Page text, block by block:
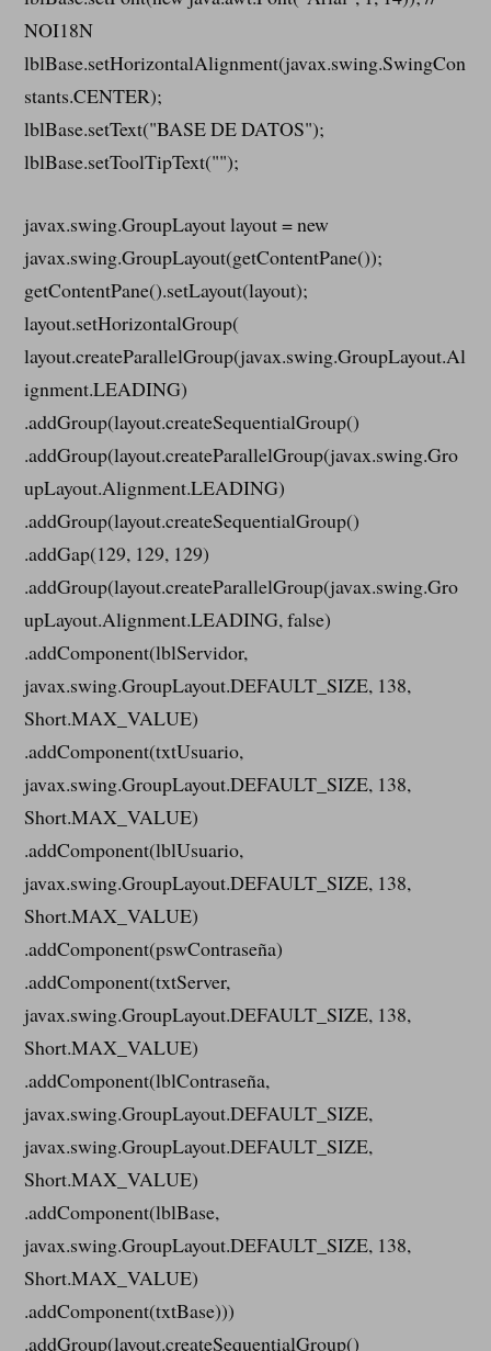
NOI18N
lblBase.setHorizontalAlignment(javax.swing.SwingCon
stants.CENTER);
lblBase.setText("BASE DE DATOS");
lblBase.setToolTipText("");
javax.swing.GroupLayout layout = new
javax.swing.GroupLayout(getContentPane());
getContentPane().setLayout(layout);
layout.setHorizontalGroup(
layout.createParallelGroup(javax.swing.GroupLayout.Al
ignment.LEADING)
.addGroup(layout.createSequentialGroup()
.addGroup(layout.createParallelGroup(javax.swing.Gro
upLayout.Alignment.LEADING)
.addGroup(layout.createSequentialGroup()
.addGap(129, 129, 129)
.addGroup(layout.createParallelGroup(javax.swing.Gro
upLayout.Alignment.LEADING, false)
.addComponent(lblServidor,
javax.swing.GroupLayout.DEFAULT_SIZE, 138,
Short.MAX_VALUE)
.addComponent(txtUsuario,
javax.swing.GroupLayout.DEFAULT_SIZE, 138,
Short.MAX_VALUE)
.addComponent(lblUsuario,
javax.swing.GroupLayout.DEFAULT_SIZE, 138,
Short.MAX_VALUE)
.addComponent(pswContraseña)
.addComponent(txtServer,
javax.swing.GroupLayout.DEFAULT_SIZE, 138,
Short.MAX_VALUE)
.addComponent(lblContraseña,
javax.swing.GroupLayout.DEFAULT_SIZE,
javax.swing.GroupLayout.DEFAULT_SIZE,
Short.MAX_VALUE)
.addComponent(lblBase,
javax.swing.GroupLayout.DEFAULT_SIZE, 138,
Short.MAX_VALUE)
.addComponent(txtBase)))
.addGroup(layout.createSequentialGroup()